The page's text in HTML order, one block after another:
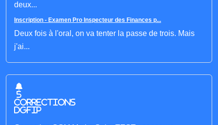
deux...
Inscription - Examen Pro Inspecteur des Finances p...
Deux fois à l'oral, on va tenter la passe de trois. Mais
j'ai...
5
corrections
DGFIP